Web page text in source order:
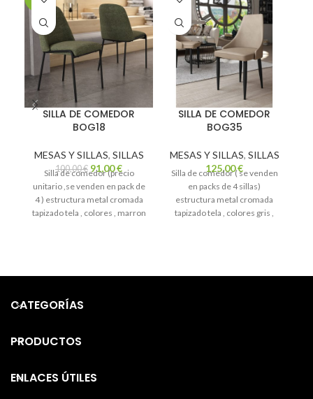
SILLA DE COMEDOR
BOG18
MESAS Y SILLAS, SILLAS
100,00€ 91,00€
Silla de comedor (precio
unitario ,se venden en pack de
4 ) estructura metal cromada
tapizado tela , colores , marron
SILLA DE COMEDOR
BOG35
MESAS Y SILLAS, SILLAS
125,00€
Silla de comedor ( se venden
en packs de 4 sillas)
estructura metal cromada
tapizado tela , colores gris ,
CATEGORÍAS
PRODUCTOS
ENLACES ÚTILES